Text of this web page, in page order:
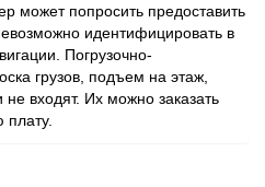
может попросить предоставить
идентифицировать в
Погрузочно-
грузов, подъем на этаж,
не входят. Их можно заказать
плату.